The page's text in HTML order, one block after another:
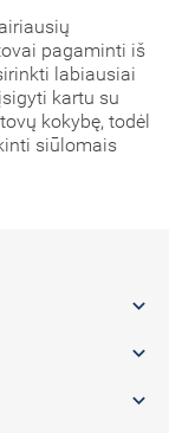
pagaminti iš
labiausiai
kartu su
kokybę, todėl
siūlomais


